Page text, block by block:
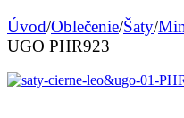
Úvod/Oblečenie/Šaty/
UGO PHR923